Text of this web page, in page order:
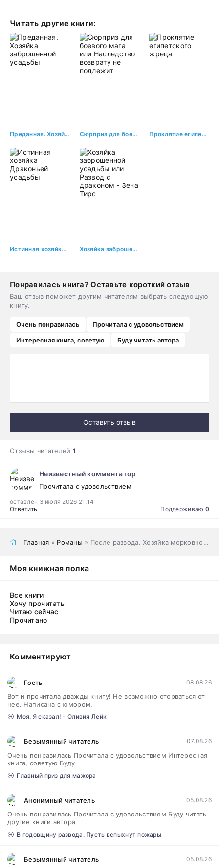
Читать другие книги:
Преданная. Хозяйка заброшенной усадьбы Сюрприз для боевого мага или Наследство возврату не подлежит Проклятие египетского жреца
Истинная хозяйка Драконьей усадьбы Хозяйка заброшенной усадьбы или Развод с драконом - Зена Тирс
Понравилась книга? Оставьте короткий отзыв
Ваш отзыв поможет другим читателям выбрать следующую
книгу.
Очень понравилась
Прочитала с удовольствием
Интересная книга, советую
Буду читать автора
Оставить отзыв
Отзывы читателей 1
Неизвестный комментатор
Прочитала с удовольствием
оставлен 3 июля 2026 21:14
Ответить
Поддерживаю 0
Главная » Романы » После развода. Хозяйка морковной усадьбы
Моя книжная полка
Все книги
Хочу прочитать
Читаю сейчас
Прочитано
Комментируют
Гость 08.08.26
Вот и прочитала дважды книгу! Не возможно оторваться от
нее. Написана с юмором,
Моя. Я сказал! - Оливия Лейк
Безымянный читатель 07.08.26
Очень понравилась Прочитала с удовольствием Интересная
книга, советую Буду
Главный приз для мажора
Анонимный читатель 05.08.26
Очень понравилась Прочитала с удовольствием Буду читать
другие книги автора
В годовщину развода. Пусть вспыхнут пожары
Безымянный читатель 05.08.26